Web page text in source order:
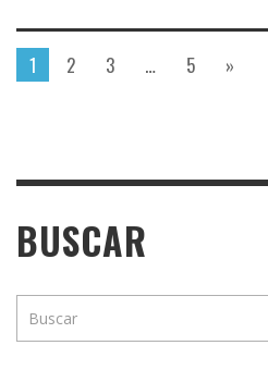
1 2 3 … 5 »
BUSCAR